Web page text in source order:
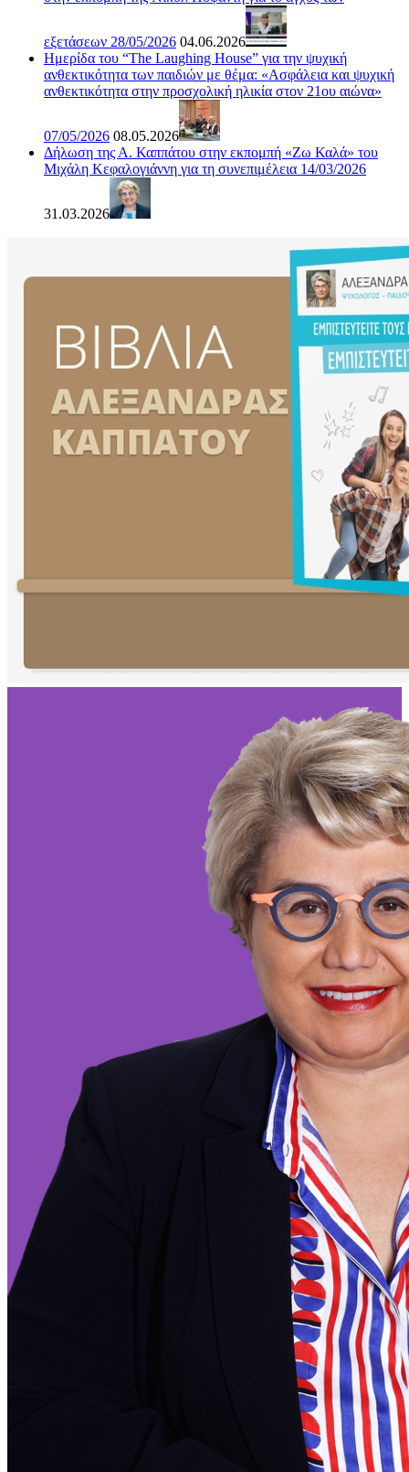
εξετάσεων 28/05/2026 04.06.2026
Ημερίδα του “The Laughing House” για την ψυχική
ανθεκτικότητα των παιδιών με θέμα: «Ασφάλεια και ψυχική
ανθεκτικότητα στην προσχολική ηλικία στον 21ου αιώνα»
07/05/2026 08.05.2026
Δήλωση της Α. Καππάτου στην εκπομπή «Ζω Καλά» του
Μιχάλη Κεφαλογιάννη για τη συνεπιμέλεια 14/03/2026
31.03.2026